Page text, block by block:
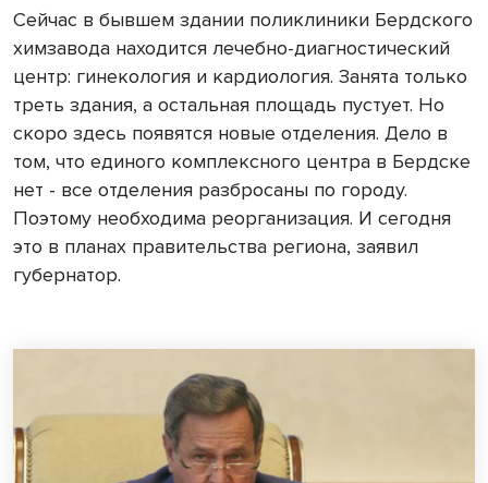
Сейчас в бывшем здании поликлиники Бердского
химзавода находится лечебно-диагностический
центр: гинекология и кардиология. Занята только
треть здания, а остальная площадь пустует. Но
скоро здесь появятся новые отделения. Дело в
том, что единого комплексного центра в Бердске
нет - все отделения разбросаны по городу.
Поэтому необходима реорганизация. И сегодня
это в планах правительства региона, заявил
губернатор.